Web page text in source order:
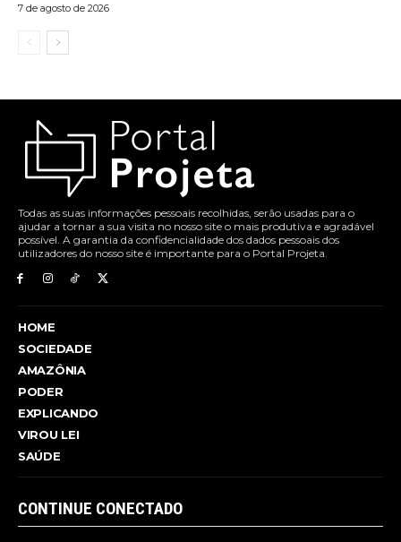
7 de agosto de 2026
Todas as suas informações pessoais recolhidas, serão usadas para o
ajudar a tornar a sua visita no nosso site o mais produtiva e agradável
possível. A garantia da confidencialidade dos dados pessoais dos
utilizadores do nosso site é importante para o Portal Projeta.
HOME
SOCIEDADE
AMAZÔNIA
PODER
EXPLICANDO
VIROU LEI
SAÚDE
CONTINUE CONECTADO